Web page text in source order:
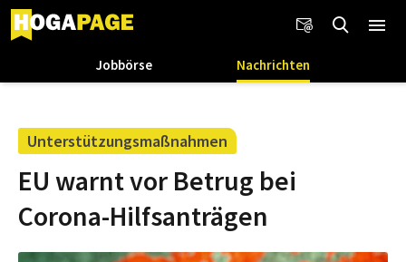
Jobbörse Nachrichten
Unterstützungsmaßnahmen
EU warnt vor Betrug bei
Corona-Hilfsanträgen